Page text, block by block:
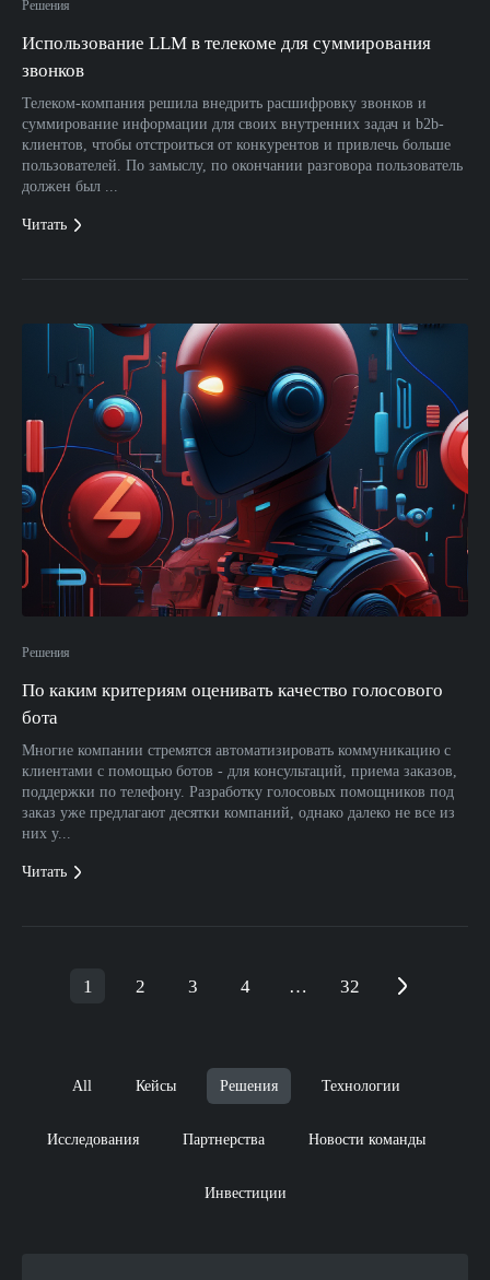
Решения
Использование LLM в телекоме для суммирования
звонков
Телеком-компания решила внедрить расшифровку звонков и
суммирование информации для своих внутренних задач и b2b-
клиентов, чтобы отстроиться от конкурентов и привлечь больше
пользователей. По замыслу, по окончании разговора пользователь
должен был ...
Читать
Решения
По каким критериям оценивать качество голосового
бота
Многие компании стремятся автоматизировать коммуникацию с
клиентами с помощью ботов - для консультаций, приема заказов,
поддержки по телефону. Разработку голосовых помощников под
заказ уже предлагают десятки компаний, однако далеко не все из
них у...
Читать
1 2 3 4 … 32
All Кейсы Решения Технологии
Исследования Партнерства Новости команды
Инвестиции